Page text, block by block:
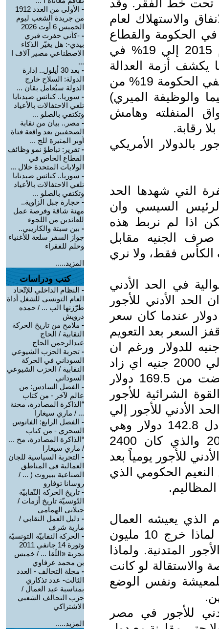
تحت خط الفقر. وقد
والاستهلاك لعام
في الحكومة والقطاع
العام ارتفعت نسبتهم من 13% عام 2015 إلي 19% في
( صفحة 111) وبما يكشف أزمة العدالة
في الأجور الحكومية التي جعلت موظفي الحكومة 19% من
والوظيفة الميري)
المنفلته وهامش
رقابة.
بالدولار الأمريكي
التي شهدها الحد
السيسي وان
بأكثر من 125% . لكن اذا لم نربط هذه
صرف الجنيه مقابل
الكأس فقط، ولا نري
في الحد الأدني
وحتي 2022 لنجد ان الحد الأدني للأجور
بالدولار عام 2014 بلغ 169.5 دولار عندما كان سعر
لكن عام 2019 عندما قفز السعر بعد التعويم
توصيات الصندوق الي 16.6 جنيه للدولار ورغم ان
الحد الأدني للأجور ارتفع من 1200 إلي 2000 جنيه اي زاد
800 جنيه ولكن قيمته بالدولار انخفضت من 169.5 دولار
القوة الشرائية للأجور
تمت زيادة الحد الأدني للأجور إلي
2700 جنيه ولكن قيمتها بالدولار تعادل 142.8 دولار وهي
اقل من قيمة الحد الأدني في 2021 والذي كان 2400
الأدني للأجور يومياً بعد
جانب من النعيم الحكومي الذي
الذي يعيشه العمال
والموظفين بالحكومة ولم يقولوا لنا لماذا خرج 10 مليون
المتدنية. ولماذا
والاستقالة لو كانت
ونفس الوضع
للأجور في مصر
-
الأولى من العدد 1912
من جريدة الشعب ليوم
الخميس 6 أوت 2026
- -كأني حفرت قبري
بيدي-: هل يغيّر الذكاء
الاصطناعي مصير آلاف ا
...
-
بعد 30 أيلول.. إدارة
الدولة: السلاح خارج
الدولة سيُعامل بقان ...
- سوريا.. كنائس صيدنايا
تلغي الاحتفالات بالأعياد
وتكتفي بالصلو ...
- مصر.. بيان من نقابة
الصحفيين بعد واقعة فتاة
أوبر المثيرة للج ...
- تقرير: تباطؤ نمو وظائف
القطاع الخاص في
الولايات المتحدة خلال ...
- سوريا.. كنائس صيدنايا
تلغي الاحتفالات بالأعياد
وتكتفي بالصلو ...
- حجارة جبل الزاوية..
مهنة شاقة وفرصة عمل
للعائدين من اللجوء
- بين سبتة والكاريبي..
جواز السفر سلعة للأغنياء
وحلم للفقراء
المزيد.....
كتب ودراسات
- النظام الداخلي للإتّحاد
العام التونسي للشغل أداة
طرّزتها الب ... / حمده
درويش
- ملامح من تاريخ الحركة
النقابية / الحاج
عبدالرحمن الحاج
- تجربة الحزب الشيوعي
السوداني في الحركة
النقابية / الحزب الشيوعي
السوداني
- الفصل السادس: من
عالم لآخر - من كتاب
“الذاكرة المصادرة، محنة
... / ماري سيغارا
- الفصل الرابع: الفانوس
السحري - من كتاب
“الذاكرة المصادرة، مح ...
/ ماري سيغارا
- التجربة السياسية للجان
العمالية في المناطق
الصناعية ببيروت ( ... /
روسانا توفارو
- تاريخ الحركة النّقابيّة
التّونسيّة تاريخ أزمات /
جيلاني الهمامي
- دليل العمل النقابي /
مارية شرف
- الحركة النقابيّة التونسيّة
وثورة 14 جانفي 2011
تجربة «اللّقا ... / خميس
بن محمد عرفاوي
- مجلة التحالف - العدد
الثالث- عدد تذكاري
بمناسبة عيد العمال /
حزب التحالف الشعبي
الاشتراكي
المزيد.....